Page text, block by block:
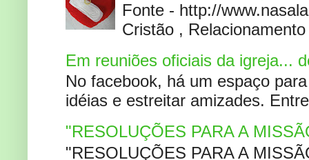
Fonte - http://
Cristão ,
Em reuniões oficiais da igreja...
No facebook, há um espaço
idéias e estreitar amizades.
"RESOLUÇÕES PARA A
"RESOLUÇÕES PARA A